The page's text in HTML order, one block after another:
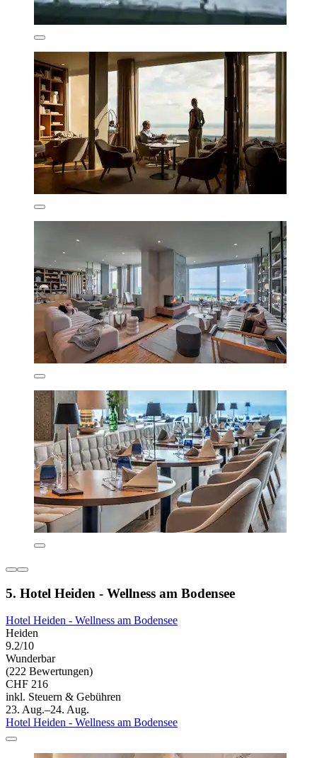
5. Hotel Heiden - Wellness am Bodensee
Hotel Heiden - Wellness am Bodensee
Heiden
9.2/10
Wunderbar
(222 Bewertungen)
CHF 216
inkl. Steuern & Gebühren
23. Aug.–24. Aug.
Hotel Heiden - Wellness am Bodensee